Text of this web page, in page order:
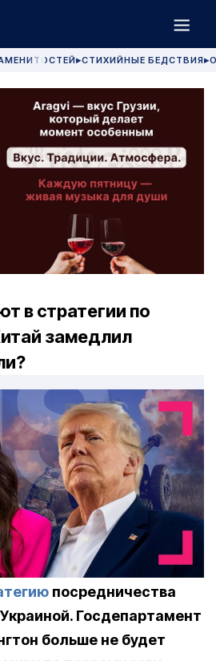
▶СТИХИЙНЫЕ БЕДСТВИЯ▶
в стратегии по
замедлил
посредничества
Госдепартамент
больше не будет